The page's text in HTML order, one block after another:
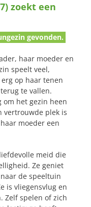
zoekt een
gevonden.
haar moeder en
speelt veel,
op haar tenen
te vallen.
om het gezin heen
vertrouwde plek is
moeder een
meid die
Ze geniet
de speeltuin
is vliegensvlug en
Zelf spelen of zich